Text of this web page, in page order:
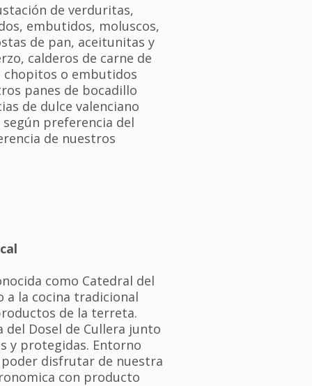
de verduritas,
embutidos, moluscos,
de pan, aceitunitas y
calderos de carne de
chopitos o embutidos
panes de bocadillo
de dulce valenciano
preferencia del
de nuestros
como Catedral del
a la cocina tradicional
de la terreta.
del Dosel de Cullera junto
y protegidas. Entorno
disfrutar de nuestra
con producto